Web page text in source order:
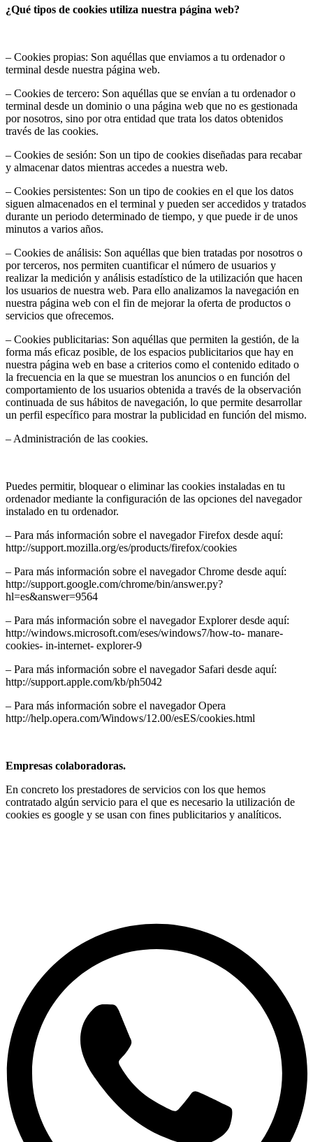
¿Qué tipos de cookies utiliza nuestra página web?
– Cookies propias: Son aquéllas que enviamos a tu ordenador o
terminal desde nuestra página web.
– Cookies de tercero: Son aquéllas que se envían a tu ordenador o
terminal desde un dominio o una página web que no es gestionada
por nosotros, sino por otra entidad que trata los datos obtenidos
través de las cookies.
– Cookies de sesión: Son un tipo de cookies diseñadas para recabar
y almacenar datos mientras accedes a nuestra web.
– Cookies persistentes: Son un tipo de cookies en el que los datos
siguen almacenados en el terminal y pueden ser accedidos y tratados
durante un periodo determinado de tiempo, y que puede ir de unos
minutos a varios años.
– Cookies de análisis: Son aquéllas que bien tratadas por nosotros o
por terceros, nos permiten cuantificar el número de usuarios y
realizar la medición y análisis estadístico de la utilización que hacen
los usuarios de nuestra web. Para ello analizamos la navegación en
nuestra página web con el fin de mejorar la oferta de productos o
servicios que ofrecemos.
– Cookies publicitarias: Son aquéllas que permiten la gestión, de la
forma más eficaz posible, de los espacios publicitarios que hay en
nuestra página web en base a criterios como el contenido editado o
la frecuencia en la que se muestran los anuncios o en función del
comportamiento de los usuarios obtenida a través de la observación
continuada de sus hábitos de navegación, lo que permite desarrollar
un perfil específico para mostrar la publicidad en función del mismo.
– Administración de las cookies.
Puedes permitir, bloquear o eliminar las cookies instaladas en tu
ordenador mediante la configuración de las opciones del navegador
instalado en tu ordenador.
– Para más información sobre el navegador Firefox desde aquí:
http://support.mozilla.org/es/products/firefox/cookies
– Para más información sobre el navegador Chrome desde aquí:
http://support.google.com/chrome/bin/answer.py?
hl=es&answer=9564
– Para más información sobre el navegador Explorer desde aquí:
http://windows.microsoft.com/eses/windows7/how-to- manare-
cookies- in-internet- explorer-9
– Para más información sobre el navegador Safari desde aquí:
http://support.apple.com/kb/ph5042
– Para más información sobre el navegador Opera
http://help.opera.com/Windows/12.00/esES/cookies.html
Empresas colaboradoras.
En concreto los prestadores de servicios con los que hemos
contratado algún servicio para el que es necesario la utilización de
cookies es google y se usan con fines publicitarios y analíticos.